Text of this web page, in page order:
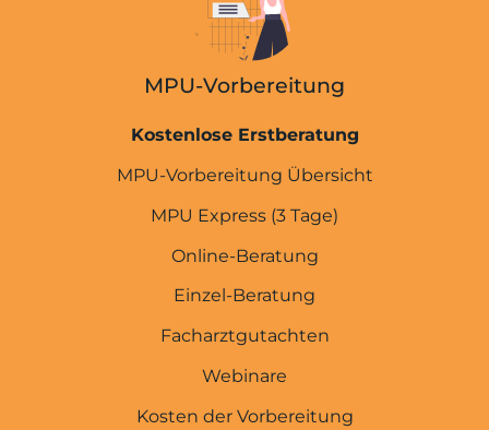
MPU-Vorbereitung
Kostenlose Erstberatung
MPU-Vorbereitung Übersicht
MPU Express (3 Tage)
Online-Beratung
Einzel-Beratung
Facharztgutachten
Webinare
Kosten der Vorbereitung